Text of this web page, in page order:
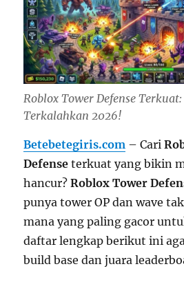
Roblox Tower Defense Terkuat:
Terkalahkan 2026!
Betebetegiris.com – Cari
Defense terkuat yang bikin
hancur?Roblox Tower
punya tower OP dan wave
mana yang paling gacor
daftar lengkap berikut ini
build base dan juara